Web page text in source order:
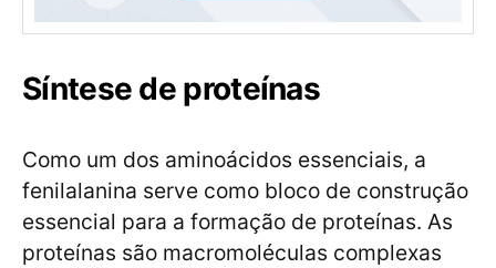
Síntese de proteínas
Como um dos aminoácidos essenciais, a
fenilalanina serve como bloco de construção
essencial para a formação de proteínas. As
proteínas são macromoléculas complexas